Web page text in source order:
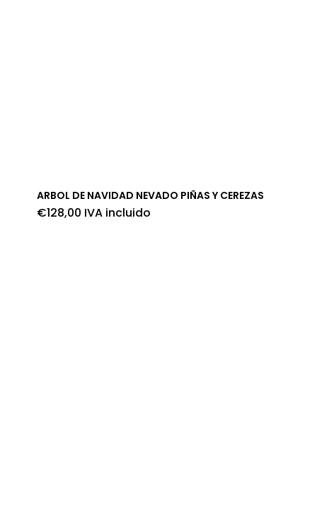
ARBOL DE NAVIDAD NEVADO PIÑAS Y CEREZAS
€128,00 IVA incluido